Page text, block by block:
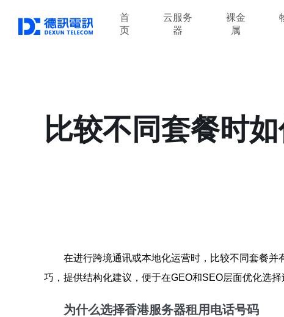
首
页
云服务
器
裸金
属
比较不同套餐时
在进行跨境通讯或本地化运营时，比较不同套餐并
巧，提供结构化建议，便于在GEO和SEO层面优化选择
为什么选择香港服务器租用电话号码